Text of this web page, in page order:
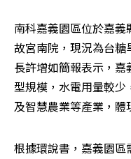
南科嘉義園區位於嘉
故宮南院，現況為台
長許增如簡報表示，
型規模，水電用量較
及智慧農業等產業，體
根據環說書，嘉義園區